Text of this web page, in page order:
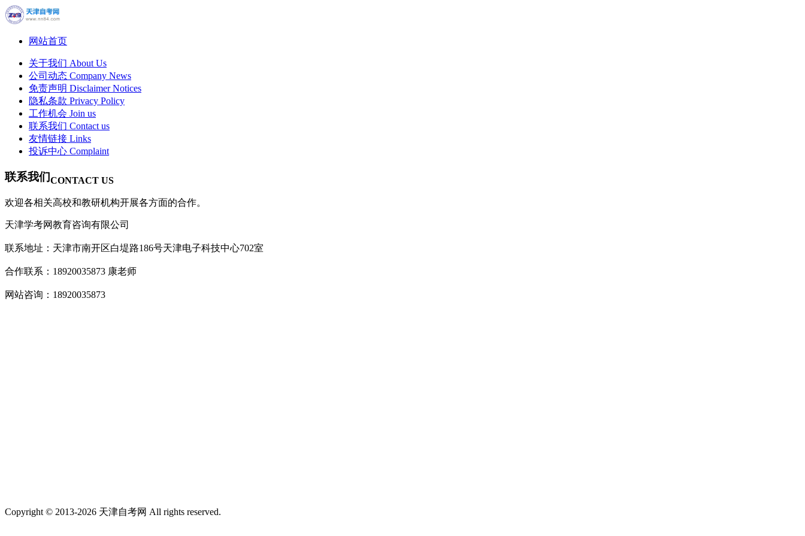
网站首页
关于我们 About Us
公司动态 Company News
免责声明 Disclaimer Notices
隐私条款 Privacy Policy
工作机会 Join us
联系我们 Contact us
友情链接 Links
投诉中心 Complaint
联系我们CONTACT US
欢迎各相关高校和教研机构开展各方面的合作。
天津学考网教育咨询有限公司
联系地址：天津市南开区白堤路186号天津电子科技中心702室
合作联系：18920035873 康老师
网站咨询：18920035873
Copyright © 2013-2026 天津自考网 All rights reserved.